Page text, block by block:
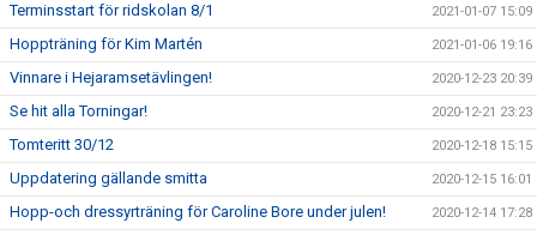
Terminsstart för ridskolan 8/1 2021-01-07 15:09
Hoppträning för Kim Martén 2021-01-06 19:16
Vinnare i Hejaramsetävlingen! 2020-12-23 20:39
Se hit alla Torningar! 2020-12-21 23:23
Tomteritt 30/12 2020-12-18 15:15
Uppdatering gällande smitta 2020-12-15 16:01
Hopp-och dressyrträning för Caroline Bore under julen! 2020-12-14 17:28